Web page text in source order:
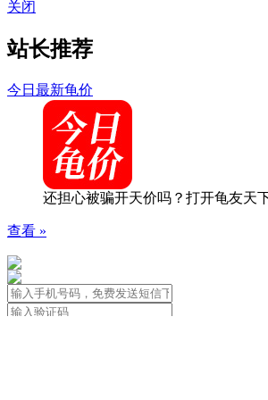
关闭
站长推荐
今日最新龟价
还担心被骗开天价吗？打开龟友天
查看 »